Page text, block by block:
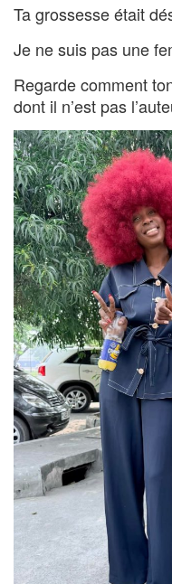
Ta grossesse était
Je ne suis pas une
Regarde comment
dont il n’est pas